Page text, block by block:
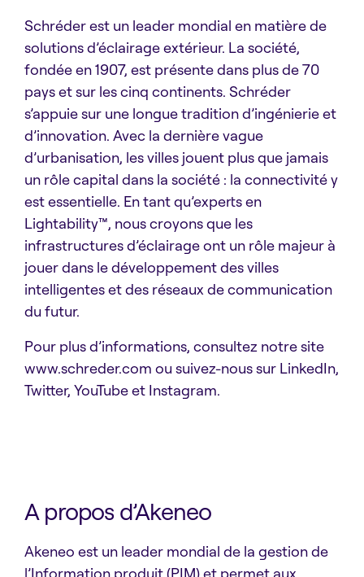
Schréder est un leader mondial en matière de
solutions d’éclairage extérieur. La société,
fondée en 1907, est présente dans plus de 70
pays et sur les cinq continents. Schréder
s’appuie sur une longue tradition d’ingénierie et
d’innovation. Avec la dernière vague
d’urbanisation, les villes jouent plus que jamais
un rôle capital dans la société : la connectivité y
est essentielle. En tant qu’experts en
Lightability™, nous croyons que les
infrastructures d’éclairage ont un rôle majeur à
jouer dans le développement des villes
intelligentes et des réseaux de communication
du futur.
Pour plus d’informations, consultez notre site
www.schreder.com ou suivez-nous sur LinkedIn,
Twitter, YouTube et Instagram.
A propos d’Akeneo
Akeneo est un leader mondial de la gestion de
l’Information produit (PIM) et permet aux